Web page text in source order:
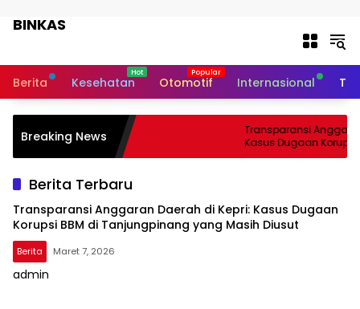
BINKAS
Berita
Kesehatan Otomotif Internasional
Breaking News
Transparansi
Kasus Dugaan Korupsi
Tanjungpinang yang
Berita Terbaru
Transparansi Anggaran Daerah di Kepri: Kasus Dugaan
Korupsi BBM di Tanjungpinang yang Masih Diusut
Berita Maret 7, 2026
admin